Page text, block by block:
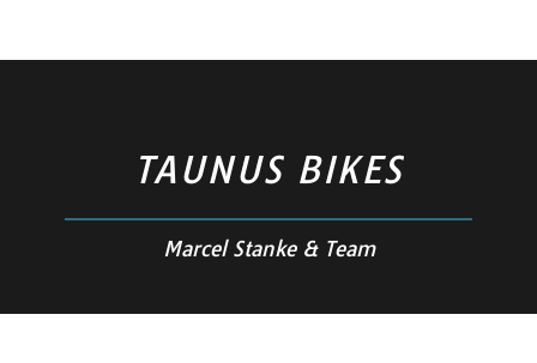
TAUNUS BIKES
Marcel Stanke & Team